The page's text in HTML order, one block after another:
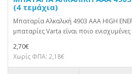
(4 τεμάχια)
Μπαταρία Αλκαλική 4903 AAA HIGH
μπαταρίες Varta είναι ποιο
2,70€
Χωρίς ΦΠΑ: 2,18€